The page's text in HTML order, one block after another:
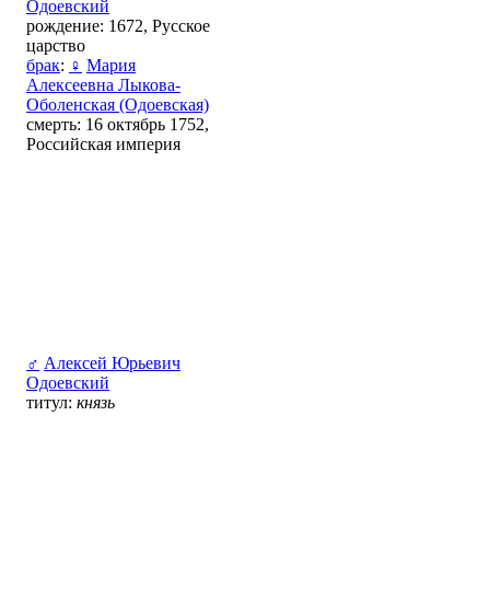
Одоевский
рождение: 1672, Русское
царство
брак: ♀ Мария
Алексеевна Лыкова-
Оболенская (Одоевская)
смерть: 16 октябрь 1752,
Российская империя
♂ Алексей Юрьевич
Одоевский
титул: князь